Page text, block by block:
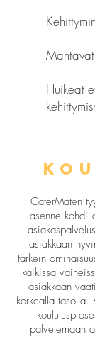
Huikeat
CaterMaten
asenne
asiakkaan
tärkein
kaikissa
asiakkaan
korkealla
palvelemaan